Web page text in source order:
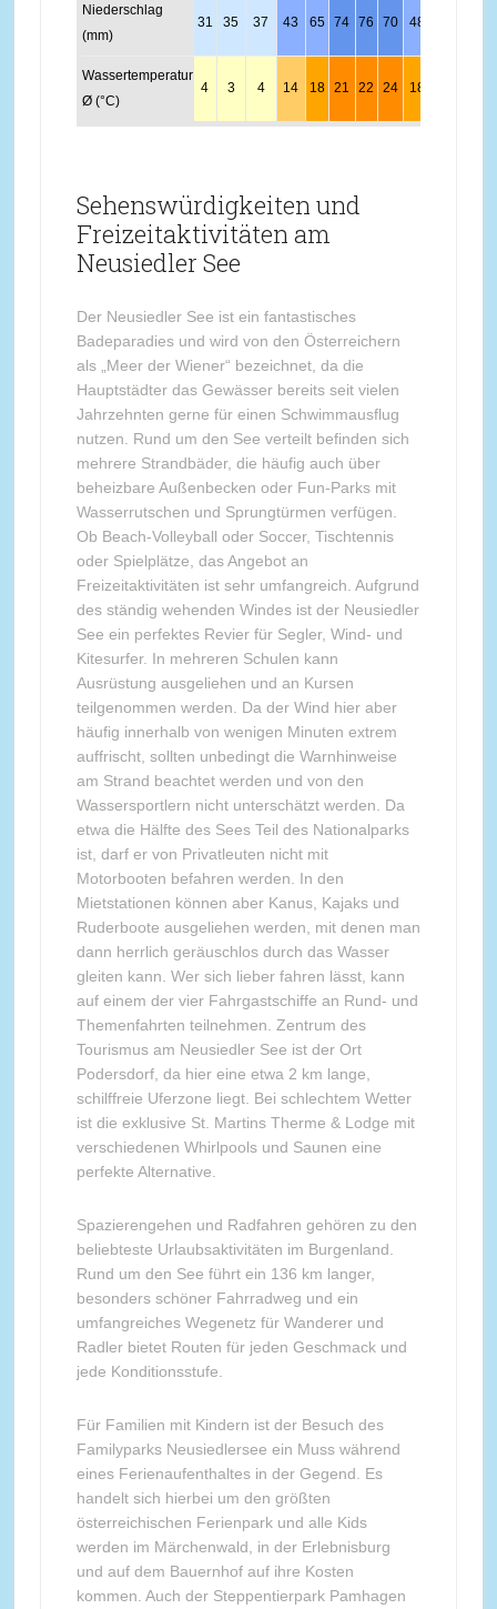
Niederschlag
(mm)
31 35 37 43 65 74 76 70 48
Wassertemperatur
Ø (°C)
4 3 4 14 18 21 22 24 18
Sehenswürdigkeiten und
Freizeitaktivitäten am
Neusiedler See
Der Neusiedler See ist ein fantastisches
Badeparadies und wird von den Österreichern
als „Meer der Wiener“ bezeichnet, da die
Hauptstädter das Gewässer bereits seit vielen
Jahrzehnten gerne für einen Schwimmausflug
nutzen. Rund um den See verteilt befinden sich
mehrere Strandbäder, die häufig auch über
beheizbare Außenbecken oder Fun-Parks mit
Wasserrutschen und Sprungtürmen verfügen.
Ob Beach-Volleyball oder Soccer, Tischtennis
oder Spielplätze, das Angebot an
Freizeitaktivitäten ist sehr umfangreich. Aufgrund
des ständig wehenden Windes ist der Neusiedler
See ein perfektes Revier für Segler, Wind- und
Kitesurfer. In mehreren Schulen kann
Ausrüstung ausgeliehen und an Kursen
teilgenommen werden. Da der Wind hier aber
häufig innerhalb von wenigen Minuten extrem
auffrischt, sollten unbedingt die Warnhinweise
am Strand beachtet werden und von den
Wassersportlern nicht unterschätzt werden. Da
etwa die Hälfte des Sees Teil des Nationalparks
ist, darf er von Privatleuten nicht mit
Motorbooten befahren werden. In den
Mietstationen können aber Kanus, Kajaks und
Ruderboote ausgeliehen werden, mit denen man
dann herrlich geräuschlos durch das Wasser
gleiten kann. Wer sich lieber fahren lässt, kann
auf einem der vier Fahrgastschiffe an Rund- und
Themenfahrten teilnehmen. Zentrum des
Tourismus am Neusiedler See ist der Ort
Podersdorf, da hier eine etwa 2 km lange,
schilffreie Uferzone liegt. Bei schlechtem Wetter
ist die exklusive St. Martins Therme & Lodge mit
verschiedenen Whirlpools und Saunen eine
perfekte Alternative.
Spazierengehen und Radfahren gehören zu den
beliebteste Urlaubsaktivitäten im Burgenland.
Rund um den See führt ein 136 km langer,
besonders schöner Fahrradweg und ein
umfangreiches Wegenetz für Wanderer und
Radler bietet Routen für jeden Geschmack und
jede Konditionsstufe.
Für Familien mit Kindern ist der Besuch des
Familyparks Neusiedlersee ein Muss während
eines Ferienaufenthaltes in der Gegend. Es
handelt sich hierbei um den größten
österreichischen Ferienpark und alle Kids
werden im Märchenwald, in der Erlebnisburg
und auf dem Bauernhof auf ihre Kosten
kommen. Auch der Steppentierpark Pamhagen